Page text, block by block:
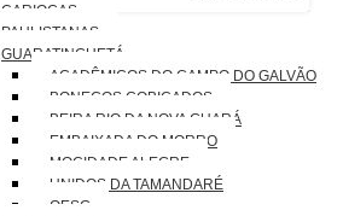
CARIOCAS
PAULISTANAS
GUARATINGUETÁ
ACADÊMICOS DO CAMPO DO GALVÃO
BONECOS COBIÇADOS
BEIRA RIO DA NOVA GUARÁ
EMBAIXADA DO MORRO
MOCIDADE ALEGRE
UNIDOS DA TAMANDARÉ
OESG